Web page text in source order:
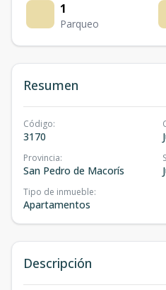
1
Parqueo
Resumen
Código:
3170
Provincia:
San Pedro de Macorís
Tipo de inmueble:
Apartamentos
Descripción